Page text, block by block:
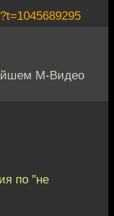
М-Видео
по "не